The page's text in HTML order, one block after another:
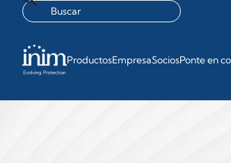
ProductosEmpresaSociosPonte en